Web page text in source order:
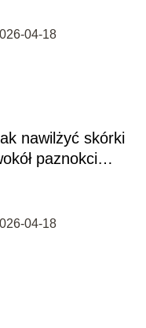
04-18
nawilżyć skórki
paznokci
04-18